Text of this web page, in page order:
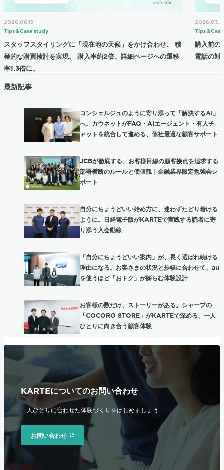
2026.06.19
Tips＆Case study
スタッフスタイリングに「現在地の天候」をかけ合わせ、 積
極的な購買検討を実現。 購入率約2倍、詳細ページへの遷移
率1.3倍に。
Tips＆
購入前の
電話の
最新記事
コンシェルジュのように寄り添って「解決するAI」
へ。カウネットがFAQ・AIエージェント・有人チ
ャットを統合して進める、個社最適な顧客サポート
JCBが徹底する、お客様目線の顧客接点を追求する
部署横断のルールと価値観｜金融業界限定勉強会レ
ポート
自分にちょうどいい始め方に、迷わずたどり着ける
ように。日経電子版がKARTEで実践する読者に寄
り添う入会動線
「自分にちょうどいい案内」が、長く選ばれ続ける
理由になる。お客さまの状況と歩幅に合わせて、au
を使うほど「おトク」が膨らむ体験設計
お客様の数だけ、ストーリーがある。シャープの
「COCORO STORE」がKARTEで深める、一人
ひとりに向き合う顧客体験
KARTEについてのお問い合わせ
一人ひとりに合わせた体験づくりをはじめましょう
お問い合わせ